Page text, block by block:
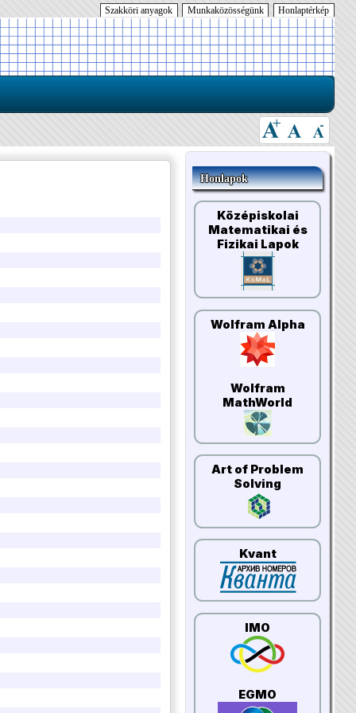
Honlaptérkép
Munkaközösségünk
Szakköri anyagok
Honlapok
Középiskolai
Matematikai és
Fizikai Lapok
Wolfram Alpha
Wolfram
MathWorld
Art of Problem
Solving
Kvant
IMO
EGMO